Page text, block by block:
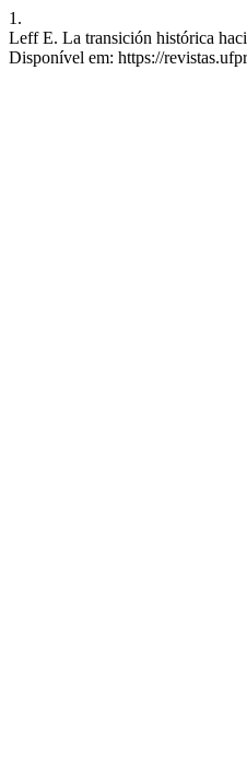
1.
Leff E. La transición histórica
Disponível em: https://